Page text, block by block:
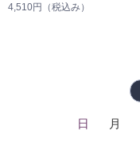
4,510円 （税込み）
日 月